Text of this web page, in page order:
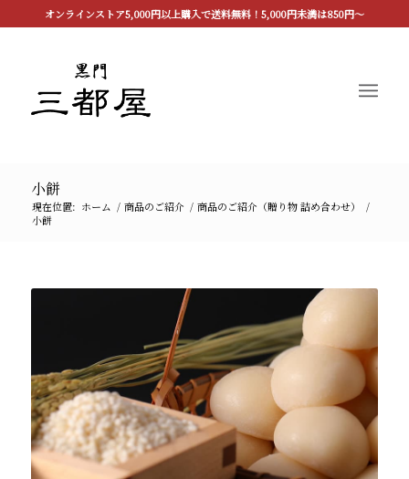
オンラインストア5,000円以上購入で送料無料！5,000円未満は850円〜
小餅
現在位置: ホーム / 商品のご紹介 / 商品のご紹介（贈り物 詰め合わせ）
/
小餅